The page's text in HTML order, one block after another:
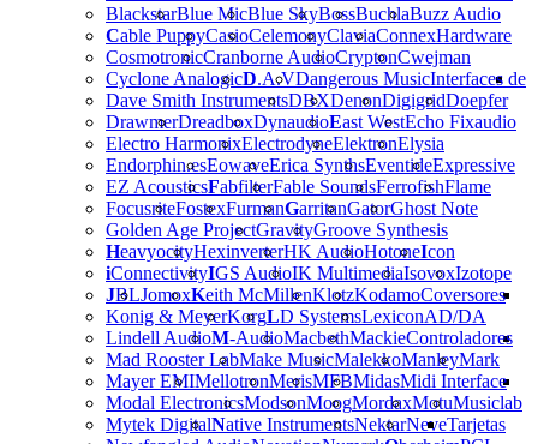
BlackstarBlue MicBlue SkyBossBuchlaBuzz Audio
Cable PuppyCasioCelemonyClaviaConnex
CosmotronicCranborne AudioCryptonCwejman
Cyclone AnalogicD.A.VDangerous Music
Dave Smith InstrumentsDBXDenonDigigridDoepfer
DrawmerDreadboxDynaudioEast WestEcho Fix
Electro HarmonixElectrodyneElektronElysia
Endorphin.esEowaveErica SynthsEventideExpressive
EZ AcousticsFabfilterFable SoundsFerrofishFlame
FocusriteFostexFurmanGarritanGatorGhost Note
Golden Age ProjectGravityGroove Synthesis
HeavyocityHexinverterHK AudioHotoneIcon
iConnectivityIGS AudioIK MultimediaIsovoxIzotope
JBLJomoxKeith McMillenKlotzKodamo
Konig & MeyerKorgLD SystemsLexicon
Lindell AudioM-AudioMacbethMackie
Mad Rooster LabMake MusicMalekkoManleyMark
Mayer EMIMellotronMerisMFBMidas
Modal ElectronicsModsonMoogMordaxMotuMusiclab
Mytek DigitalNative InstrumentsNektarNeve
Hardware
Interfaces de
audio
Coversores
AD/DA
Controladores
Midi Interface
Tarjetas